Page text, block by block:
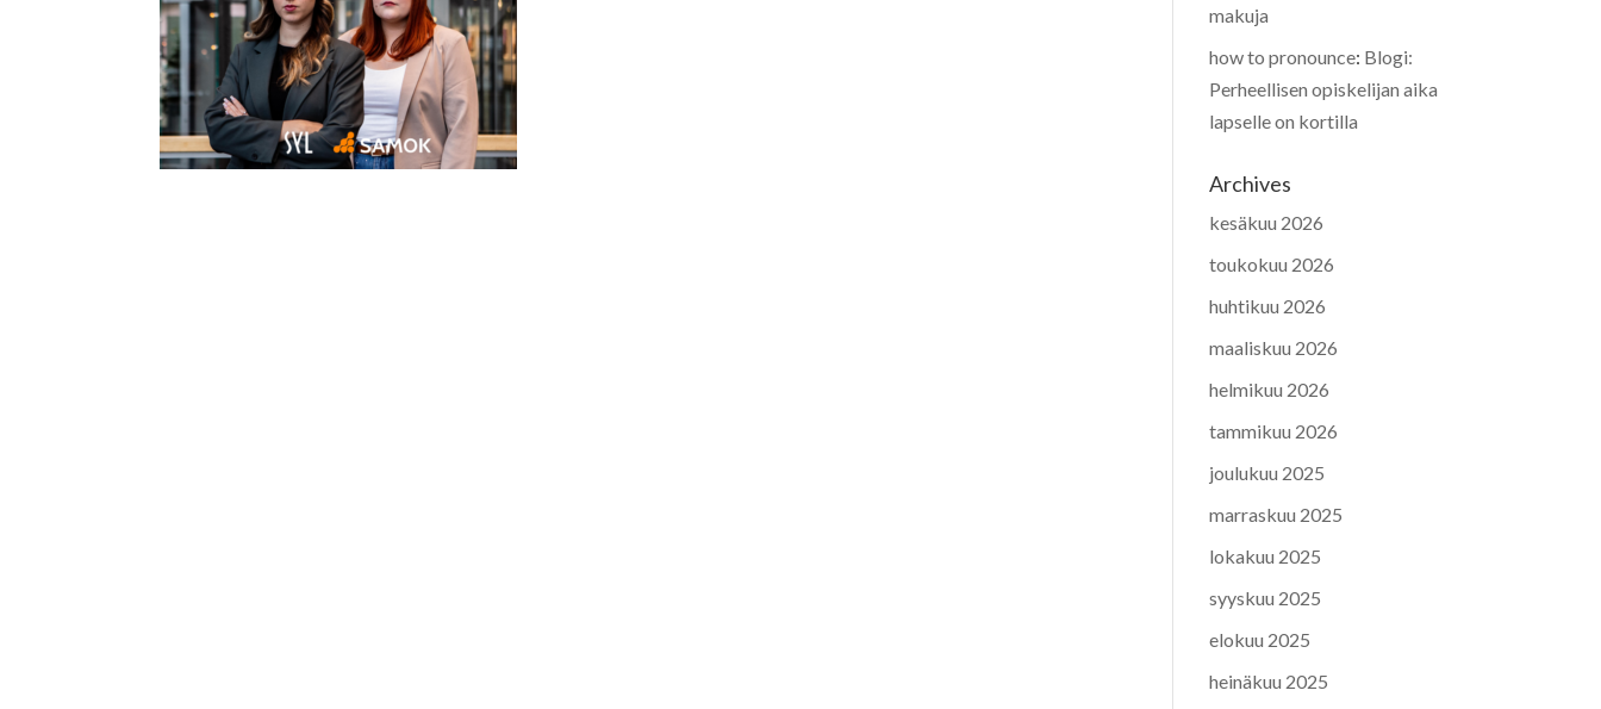
makuja
how to pronounce: Blogi:
Perheellisen opiskelijan aika
lapselle on kortilla
Archives
kesäkuu 2026
toukokuu 2026
huhtikuu 2026
maaliskuu 2026
helmikuu 2026
tammikuu 2026
joulukuu 2025
marraskuu 2025
lokakuu 2025
syyskuu 2025
elokuu 2025
heinäkuu 2025